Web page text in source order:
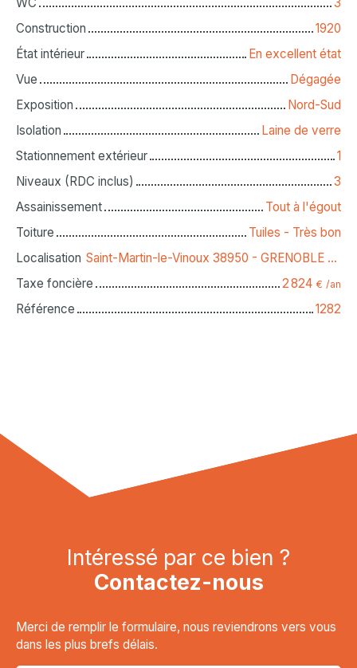
Construction
1920
État intérieur
En excellent état
Vue
Dégagée
Exposition
Nord-Sud
Isolation
Laine de verre
Stationnement extérieur
1
Niveaux (RDC inclus)
3
Assainissement
Tout à l'égout
Toiture
Tuiles - Très bon
Localisation
Saint-Martin-le-Vinoux 38950 - GRENOBLE NORD
Taxe foncière
2 824 € /an
Référence 1282
Intéressé par ce bien ?
Contactez-nous
Merci de remplir le formulaire, nous reviendrons vers vous
dans les plus brefs délais.